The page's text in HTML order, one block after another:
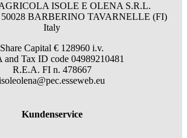
ISOLE E OLENA S.R.L.
BARBERINO TAVARNELLE (FI)
Italy
Share Capital € 128960 i.v.
and Tax ID code 04989210481
R.E.A. FI n. 478667
Kundenservice